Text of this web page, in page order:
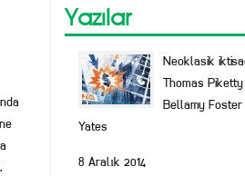
Yazılar
Neoklasik
Thomas
Bellamy Foster
Yates
8 Aralık 2014